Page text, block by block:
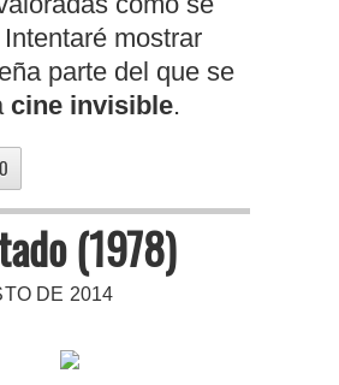
mostrar
parte del que se
cine invisible.
(1978)
DE 2014